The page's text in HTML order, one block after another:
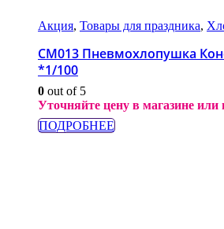
Акция, Товары для праздника,
CM013 Пневмохлопушка
*1/100
0 out of 5
Уточняйте цену в магазине или
ПОДРОБНЕЕ